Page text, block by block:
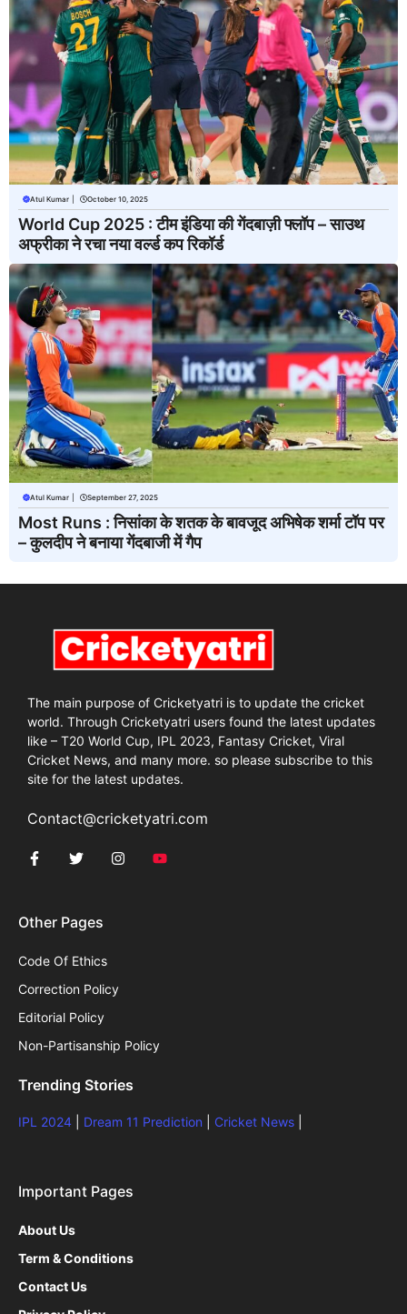
Atul Kumar October 10, 2025
World Cup 2025 : टीम इंडिया की गेंदबाज़ी फ्लॉप – साउथ
अफ्रीका ने रचा नया वर्ल्ड कप रिकॉर्ड
Atul Kumar September 27, 2025
Most Runs : निसांका के शतक के बावजूद अभिषेक शर्मा टॉप पर
– कुलदीप ने बनाया गेंदबाजी में गैप
The main purpose of Cricketyatri is to update the cricket
world. Through Cricketyatri users found the latest updates
like – T20 World Cup, IPL 2023, Fantasy Cricket, Viral
Cricket News, and many more. so please subscribe to this
site for the latest updates.
Contact@cricketyatri.com
Other Pages
Code Of Ethics
Correction Policy
Editorial Policy
Non-Partisanship Policy
Trending Stories
IPL 2024 Dream 11 Prediction Cricket News
Important Pages
About Us
Term & Conditions
Contact Us